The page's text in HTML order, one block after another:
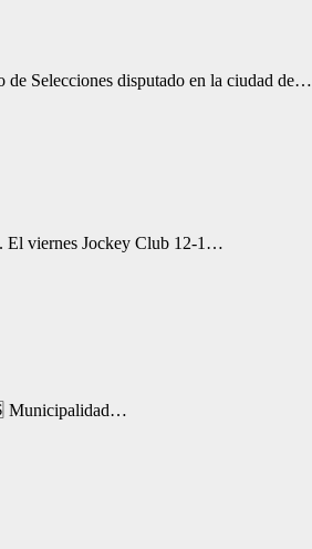
de Selecciones disputado en la ciudad de…
El viernes Jockey Club 12-1…
Municipalidad…